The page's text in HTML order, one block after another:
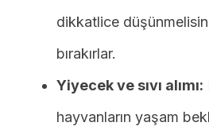
dikkatlice
bırakırlar.
Yiyecek ve sıvı alımı:
hayvanların yaşam